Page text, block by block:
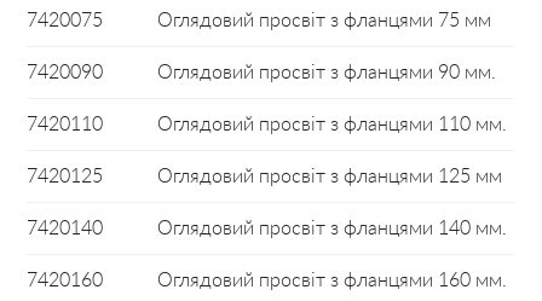
7420075 Оглядовий просвіт з фланцями 75 мм
7420090 Оглядовий просвіт з фланцями 90 мм.
7420110 Оглядовий просвіт з фланцями 110 мм.
7420125 Оглядовий просвіт з фланцями 125 мм
7420140 Оглядовий просвіт з фланцями 140 мм.
7420160 Оглядовий просвіт з фланцями 160 мм.